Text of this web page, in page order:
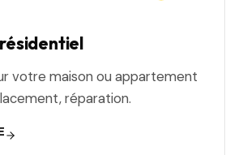
votre maison ou appartement
réparation.